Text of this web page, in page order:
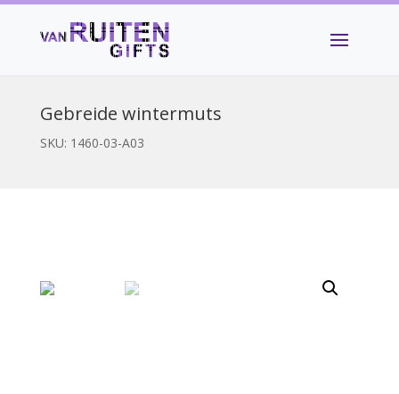
Gebreide wintermuts
SKU: 1460-03-A03